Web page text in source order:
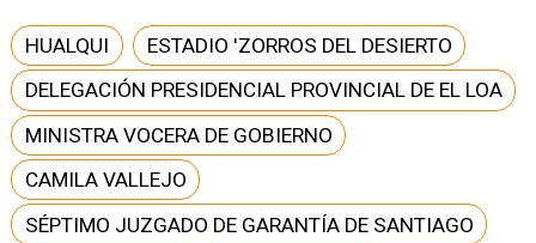
HUALQUI
ESTADIO 'ZORROS DEL DESIERTO
DELEGACIÓN PRESIDENCIAL PROVINCIAL DE EL LOA
MINISTRA VOCERA DE GOBIERNO
CAMILA VALLEJO
SÉPTIMO JUZGADO DE GARANTÍA DE SANTIAGO